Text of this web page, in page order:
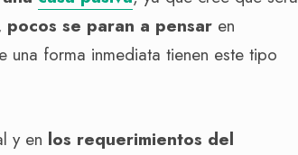
pocos se paran a pensar en
forma inmediata tienen este tipo
y en los requerimientos del